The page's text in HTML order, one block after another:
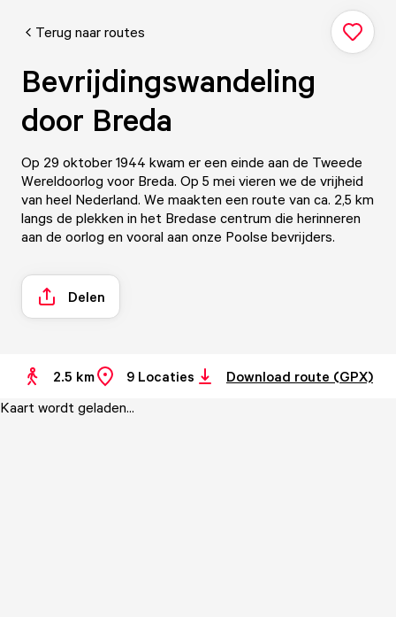
Terug naar routes
Bevrijdingswandeling
door Breda
Op 29 oktober 1944 kwam er een einde aan de Tweede
Wereldoorlog voor Breda. Op 5 mei vieren we de vrijheid
van heel Nederland. We maakten een route van ca. 2,5 km
langs de plekken in het Bredase centrum die herinneren
aan de oorlog en vooral aan onze Poolse bevrijders.
Delen
2.5 km 9 Locaties
Download route (GPX)
Kaart wordt geladen...